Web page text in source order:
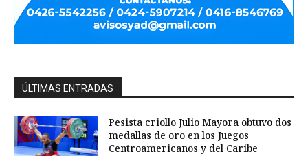
ÚLTIMAS ENTRADAS
Pesista criollo Julio Mayora obtuvo dos
medallas de oro en los Juegos
Centroamericanos y del Caribe